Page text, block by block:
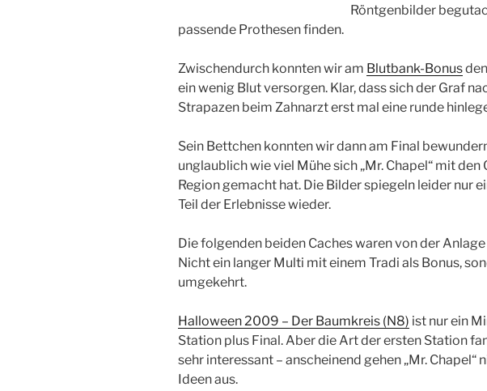
Röntgenbilder
passende Prothesen finden.
Zwischendurch konnten wir am Blutbank-Bonus
ein wenig Blut versorgen. Klar, dass sich der Graf
Strapazen beim Zahnarzt erst mal eine runde
Sein Bettchen konnten wir dann am Final
unglaublich wie viel Mühe sich „Mr. Chapel“ mit den
Region gemacht hat. Die Bilder spiegeln leider nur
Teil der Erlebnisse wieder.
Die folgenden beiden Caches waren von der
Nicht ein langer Multi mit einem Tradi als Bonus,
umgekehrt.
Halloween 2009 – Der Baumkreis (N8) ist nur ein
Station plus Final. Aber die Art der ersten Station
sehr interessant – anscheinend gehen „Mr. Chapel“
Ideen aus.